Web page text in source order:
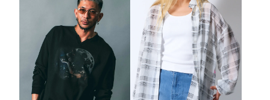
40inc